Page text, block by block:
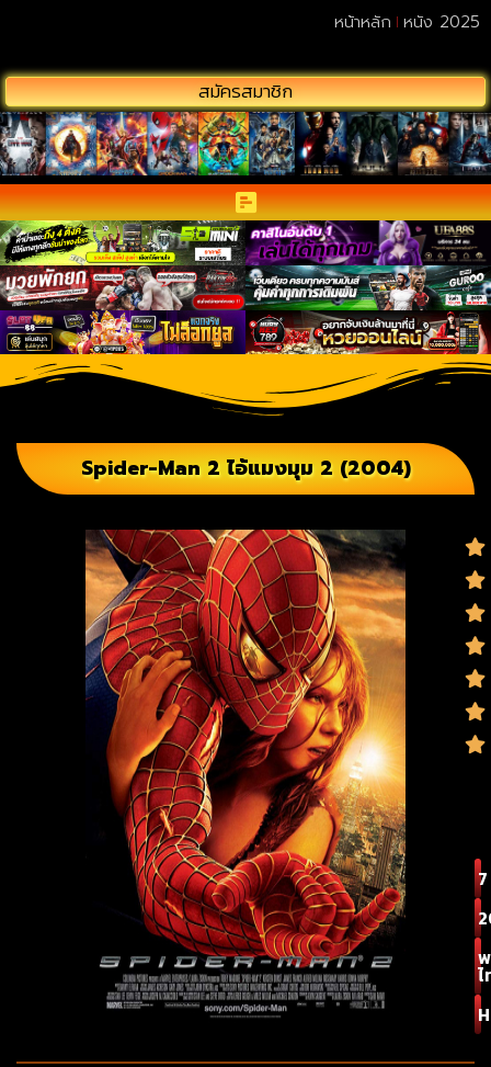
สมัครสมาชิก
หน้าหลัก หนัง 2025
Spider-Man 2 ไอ้แมงมุม 2 (2004)
7